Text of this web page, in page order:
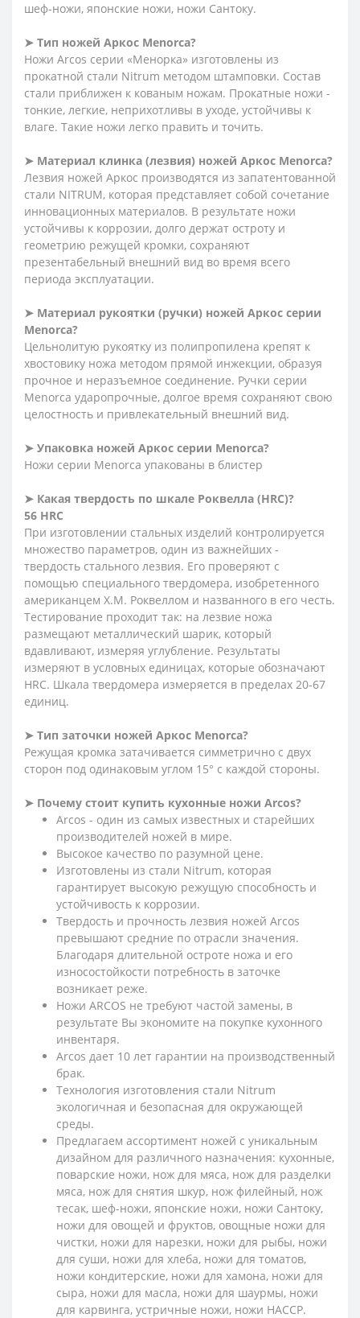
шеф-ножи, японские ножи, ножи Сантоку.
➤ Тип ножей Аркос Menorca?
Ножи Arcos серии «Менорка» изготовлены из
прокатной стали Nitrum методом штамповки. Состав
стали приближен к кованым ножам. Прокатные ножи -
тонкие, легкие, неприхотливы в уходе, устойчивы к
влаге. Такие ножи легко править и точить.
➤ Материал клинка (лезвия) ножей Аркос Menorca?
Лезвия ножей Аркос производятся из запатентованной
стали NITRUM, которая представляет собой сочетание
инновационных материалов. В результате ножи
устойчивы к коррозии, долго держат остроту и
геометрию режущей кромки, сохраняют
презентабельный внешний вид во время всего
периода эксплуатации.
➤ Материал рукоятки (ручки) ножей Аркос серии
Menorca?
Цельнолитую рукоятку из полипропилена крепят к
хвостовику ножа методом прямой инжекции, образуя
прочное и неразъемное соединение. Ручки серии
Menorca ударопрочные, долгое время сохраняют свою
целостность и привлекательный внешний вид.
➤ Упаковка ножей Аркос серии Menorca?
Ножи серии Menorca упакованы в блистер
➤ Какая твердость по шкале Роквелла (HRC)?
56 HRC
При изготовлении стальных изделий контролируется
множество параметров, один из важнейших -
твердость стального лезвия. Его проверяют с
помощью специального твердомера, изобретенного
американцем Х.М. Роквеллом и названного в его честь.
Тестирование проходит так: на лезвие ножа
размещают металлический шарик, который
вдавливают, измеряя углубление. Результаты
измеряют в условных единицах, которые обозначают
HRC. Шкала твердомера измеряется в пределах 20-67
единиц.
➤ Тип заточки ножей Аркос Menorca?
Режущая кромка затачивается симметрично с двух
сторон под одинаковым углом 15° с каждой стороны.
➤ Почему стоит купить кухонные ножи Arcos?
Arcos - один из самых известных и старейших
производителей ножей в мире.
Высокое качество по разумной цене.
Изготовлены из стали Nitrum, которая
гарантирует высокую режущую способность и
устойчивость к коррозии.
Твердость и прочность лезвия ножей Arcos
превышают средние по отрасли значения.
Благодаря длительной остроте ножа и его
износостойкости потребность в заточке
возникает реже.
Ножи ARCOS не требуют частой замены, в
результате Вы экономите на покупке кухонного
инвентаря.
Arcos дает 10 лет гарантии на производственный
брак.
Технология изготовления стали Nitrum
экологичная и безопасная для окружающей
среды.
Предлагаем ассортимент ножей с уникальным
дизайном для различного назначения: кухонные,
поварские ножи, нож для мяса, нож для разделки
мяса, нож для снятия шкур, нож филейный, нож
тесак, шеф-ножи, японские ножи, ножи Сантоку,
ножи для овощей и фруктов, овощные ножи для
чистки, ножи для нарезки, ножи для рыбы, ножи
для суши, ножи для хлеба, ножи для томатов,
ножи кондитерские, ножи для хамона, ножи для
сыра, ножи для масла, ножи для шаурмы, ножи
для карвинга, устричные ножи, ножи HACCP.